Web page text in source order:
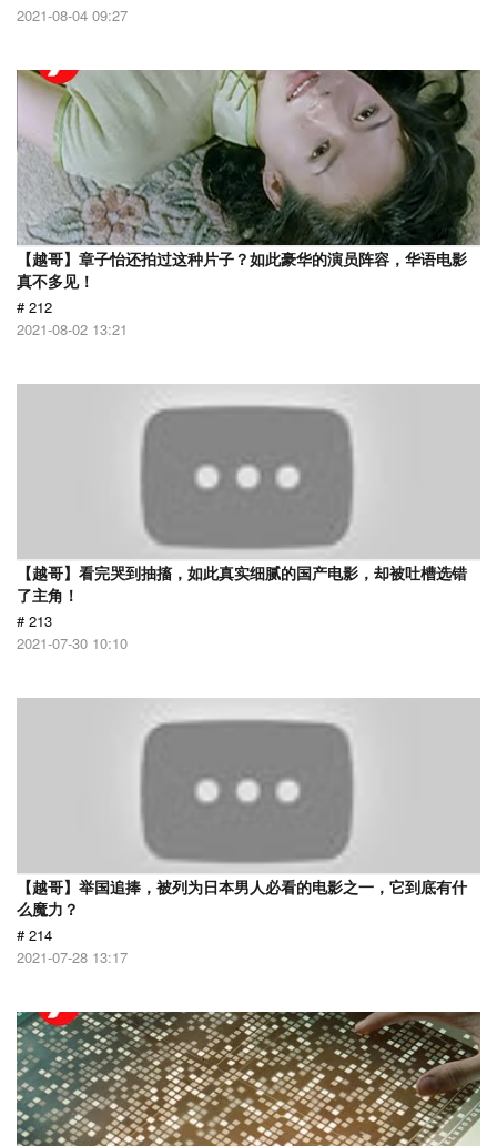
2021-08-04 09:27
【越哥】章子怡还拍过这种片子？如此豪华的演员阵容，华语电影
真不多见！
# 212
2021-08-02 13:21
【越哥】看完哭到抽搐，如此真实细腻的国产电影，却被吐槽选错
了主角！
# 213
2021-07-30 10:10
【越哥】举国追捧，被列为日本男人必看的电影之一，它到底有什
么魔力？
# 214
2021-07-28 13:17